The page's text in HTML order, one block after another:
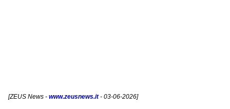
[ZEUS News - www.zeusnews.it- 03-06-2026]